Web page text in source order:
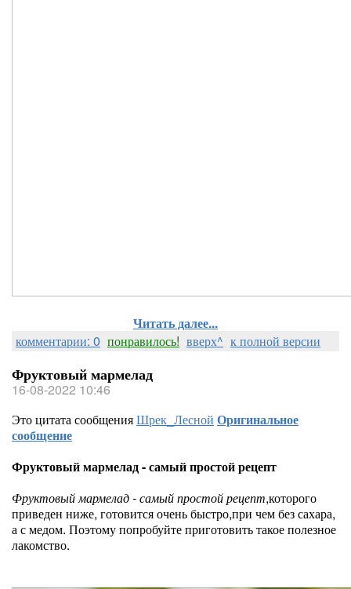
Читать далее...
комментарии: 0 понравилось! вверх^ к полной версии
Фруктовый мармелад
16-08-2022 10:46
Это цитата сообщенияШрек_Лесной Оригинальное
сообщение
Фруктовый мармелад - самый простой рецепт
Фруктовый мармелад - самый простой рецепт,которого
приведен ниже, готовится очень быстро,при чем без сахара,
а с медом. Поэтому попробуйте приготовить такое полезное
лакомство.